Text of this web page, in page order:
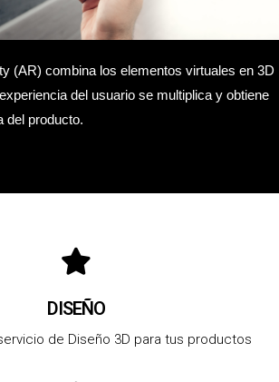
(AR) combina los elementos virtuales en 3D
del usuario se multiplica y obtiene
del producto.
DISEÑO
de Diseño 3D para tus productos